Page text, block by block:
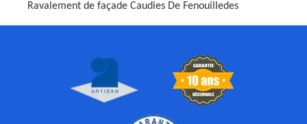
Ravalement de façade Caudies De Fenouilledes